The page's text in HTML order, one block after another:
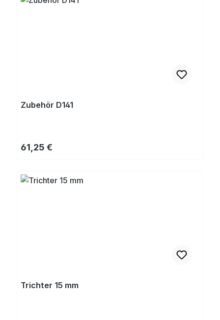
Zubehör D141
Regulärer Preis:
61,25 €
Trichter 15 mm